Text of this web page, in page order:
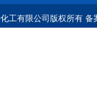
工有限公司版权所有 备